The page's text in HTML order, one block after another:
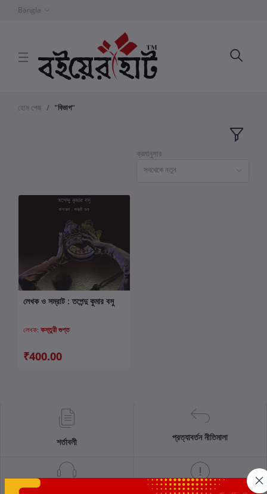
Bangla
হোম পেজ "বিভাগ"
ক্রমানুসার
সবথেকে নতুন
কার্টে যোগ করুন
লেখক ও সম্রাট : তপেন্দু কুমার বসু
লেখক: কস্তুরী গুপ্ত
₹400.00
শর্তাবলী প্রত্যাবর্তন নীতিমালা